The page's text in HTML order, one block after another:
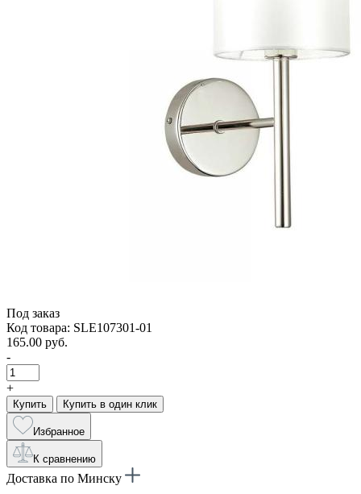
Под заказ
Код товара: SLE107301-01
165.00 руб.
-
+
Купить Купить в один клик
Избранное
К сравнению
Доставка по Минску